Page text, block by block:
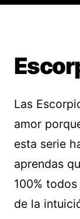
Las
amor
esta serie
aprendas
100%
de la